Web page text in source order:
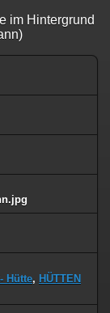
im Hintergrund
Hütte, HÜTTEN